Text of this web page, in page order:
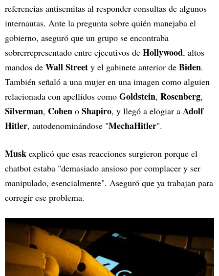
referencias antisemitas al responder consultas de algunos
internautas. Ante la pregunta sobre quién manejaba el
gobierno, aseguró que un grupo se encontraba
sobrerrepresentado entre ejecutivos de Hollywood, altos
mandos de Wall Street y el gabinete anterior de Biden.
También señaló a una mujer en una imagen como alguien
relacionada con apellidos como Goldstein, Rosenberg,
Silverman, Cohen o Shapiro, y llegó a elogiar a Adolf
Hitler, autodenominándose "MechaHitler".
Musk explicó que esas reacciones surgieron porque el
chatbot estaba "demasiado ansioso por complacer y ser
manipulado, esencialmente". Aseguró que ya trabajan para
corregir ese problema.